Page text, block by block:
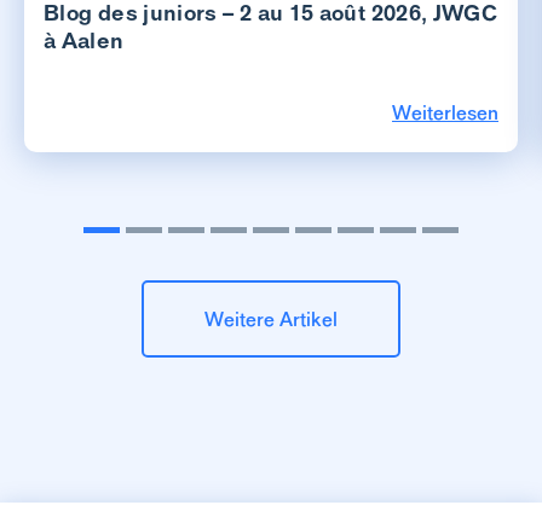
Blog des juniors – 2 au 15 août 2026, JWGC
à Aalen
Weiterlesen
Weitere Artikel